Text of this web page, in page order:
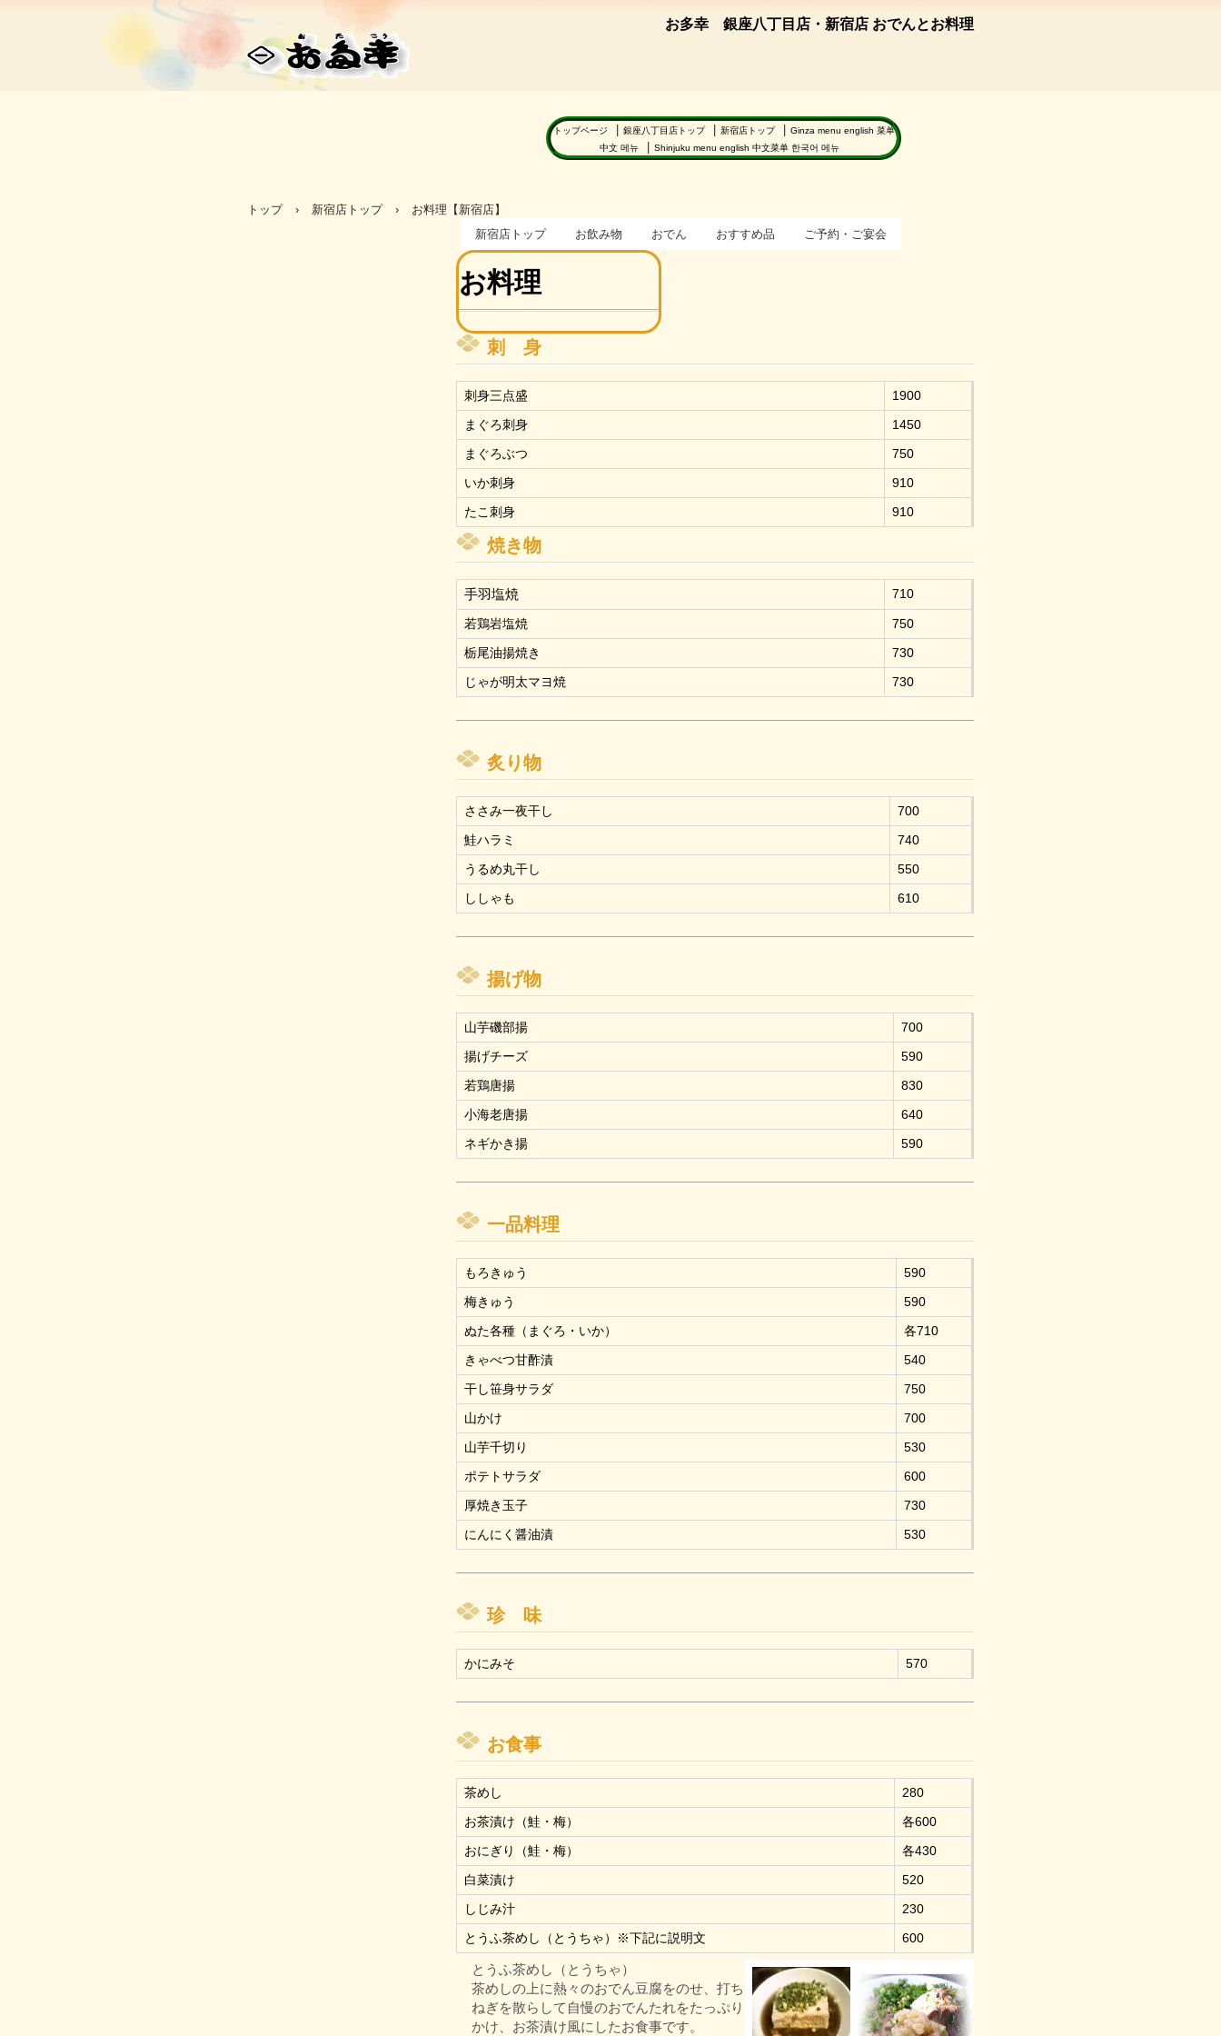
お多幸 ㈱野田屋
お多幸 銀座八丁目店・新宿店 おでんとお料理
トップページ 銀座八丁目店トップ 新宿店トップ
Ginza menu english 菜单
中文 메뉴
Shinjuku menu english 中文菜单 한국어 메뉴
トップ › 新宿店トップ ›
お料理【新宿店】
新宿店トップ
お飲み物 おでん おすすめ品 ご予約・ご宴会
お料理
刺 身
刺身三点盛
1900
まぐろ刺身
1450
まぐろぶつ
750
いか刺身
910
たこ刺身
910
焼き物
手羽塩焼 710
若鶏岩塩焼
750
栃尾油揚焼き
730
じゃが明太マヨ焼
730
炙り物
ささみ一夜干し
700
鮭ハラミ
740
うるめ丸干し
550
ししゃも
610
揚げ物
山芋磯部揚
700
揚げチーズ
590
若鶏唐揚
830
小海老唐揚
640
ネギかき揚
590
一品料理
もろきゅう
590
梅きゅう
590
ぬた各種（まぐろ・いか）
各710
きゃべつ甘酢漬
540
干し笹身サラダ
750
山かけ
700
山芋千切り
530
ポテトサラダ
600
厚焼き玉子
730
にんにく醤油漬
530
珍 味
かにみそ 570
お食事
茶めし
280
お茶漬け（鮭・梅）
各600
おにぎり（鮭・梅）
各430
白菜漬け
520
しじみ汁
230
とうふ茶めし（とうちゃ）※下記に説明文
600
とうふ茶めし（とうちゃ）
茶めしの上に熱々のおでん豆腐をのせ、打ち
ねぎを散らして自慢のおでんたれをたっぷり
かけ、お茶漬け風にしたお食事です。